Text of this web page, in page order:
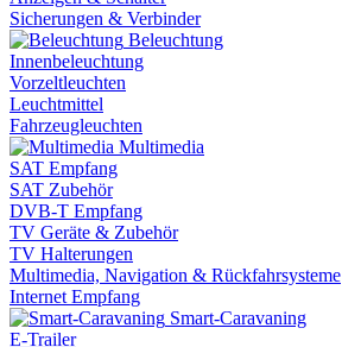
Sicherungen & Verbinder
Beleuchtung
Innenbeleuchtung
Vorzeltleuchten
Leuchtmittel
Fahrzeugleuchten
Multimedia
SAT Empfang
SAT Zubehör
DVB-T Empfang
TV Geräte & Zubehör
TV Halterungen
Multimedia, Navigation & Rückfahrsysteme
Internet Empfang
Smart-Caravaning
E-Trailer